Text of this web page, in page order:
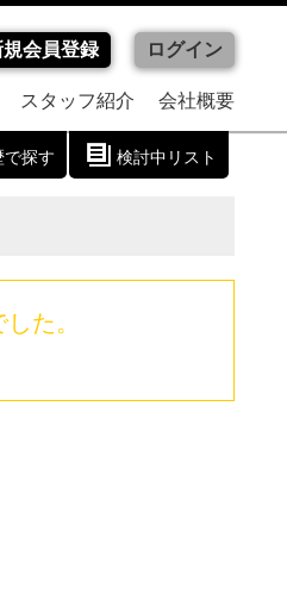
規会員登録 ログイン
スタッフ紹介 会社概要
で探す 検討中リスト
た。